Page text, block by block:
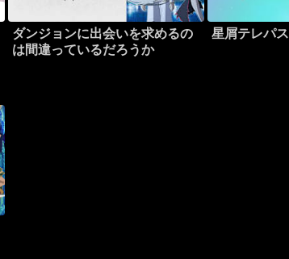
ダンジョンに出会いを求めるの
は間違っているだろうか
星屑テレパス